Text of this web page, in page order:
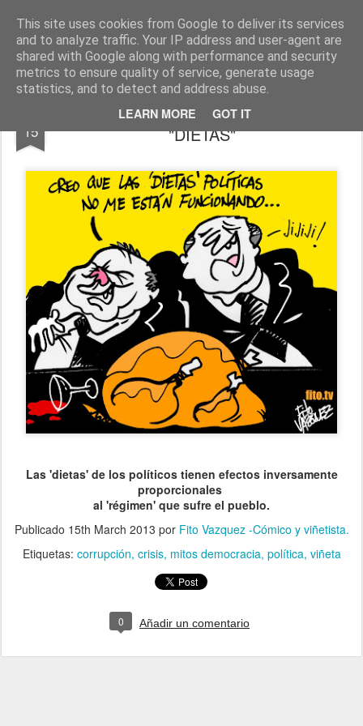
This site uses cookies from Google to deliver its services
and to analyze traffic. Your IP address and user-agent are
shared with Google along with performance and security
metrics to ensure quality of service, generate usage
statistics, and to detect and address abuse.
LEARN MORE GOT IT
Fito Vázquez Viñetas, viñetas y más viñetas.
Home Viñetas Quién soy
15
MITOS DE NUESTRA DEMOCRACIA:
"DIETAS"
Las 'dietas' de los políticos tienen efectos inversamente
proporcionales
al 'régimen' que sufre el pueblo.
Publicado 15th March 2013 por Fito Vazquez -Cómico y viñetista.
Etiquetas: corrupción crisis mitos democracia política viñeta
0 Añadir un comentario